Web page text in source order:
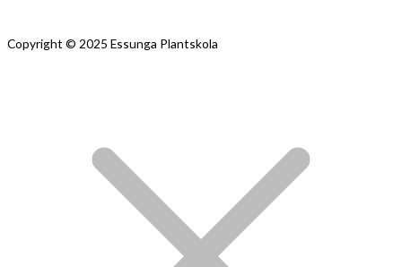
Copyright © 2025 Essunga Plantskola